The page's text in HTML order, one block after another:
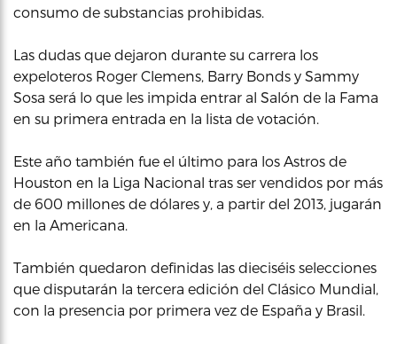
consumo de substancias prohibidas.
Las dudas que dejaron durante su carrera los
expeloteros Roger Clemens, Barry Bonds y Sammy
Sosa será lo que les impida entrar al Salón de la Fama
en su primera entrada en la lista de votación.
Este año también fue el último para los Astros de
Houston en la Liga Nacional tras ser vendidos por más
de 600 millones de dólares y, a partir del 2013, jugarán
en la Americana.
También quedaron definidas las dieciséis selecciones
que disputarán la tercera edición del Clásico Mundial,
con la presencia por primera vez de España y Brasil.